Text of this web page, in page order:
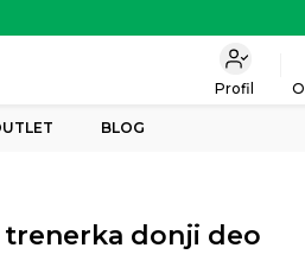
Profil
BLOG
donji deo